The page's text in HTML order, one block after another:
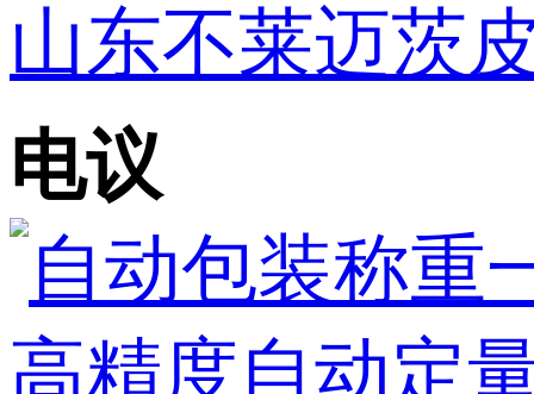
山东不莱迈茨
电议